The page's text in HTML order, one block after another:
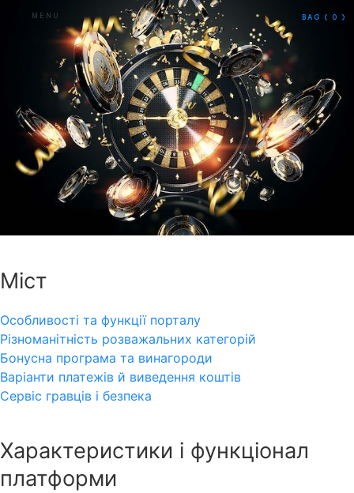
MENU BAG ( 0 )
Міст
Особливості та функції порталу
Різноманітність розважальних категорій
Бонусна програма та винагороди
Варіанти платежів й виведення коштів
Сервіс гравців і безпека
Характеристики і функціонал
платформи